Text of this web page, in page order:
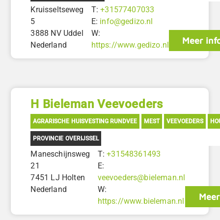
Kruisseltseweg
5
3888 NV Uddel
Nederland
T:+31577407033
E: info@gedizo.nl
W:
https://www.gedizo.nl
Meer
H Bieleman Veevoeders
AGRARISCHE HUISVESTING RUNDVEE MEST VEEVOEDERS
PROVINCIE OVERIJSSEL
Maneschijnsweg
21
7451 LJ Holten
Nederland
T:+31548361493
E:
veevoeders@bieleman.nl
W:
https://www.bieleman.nl